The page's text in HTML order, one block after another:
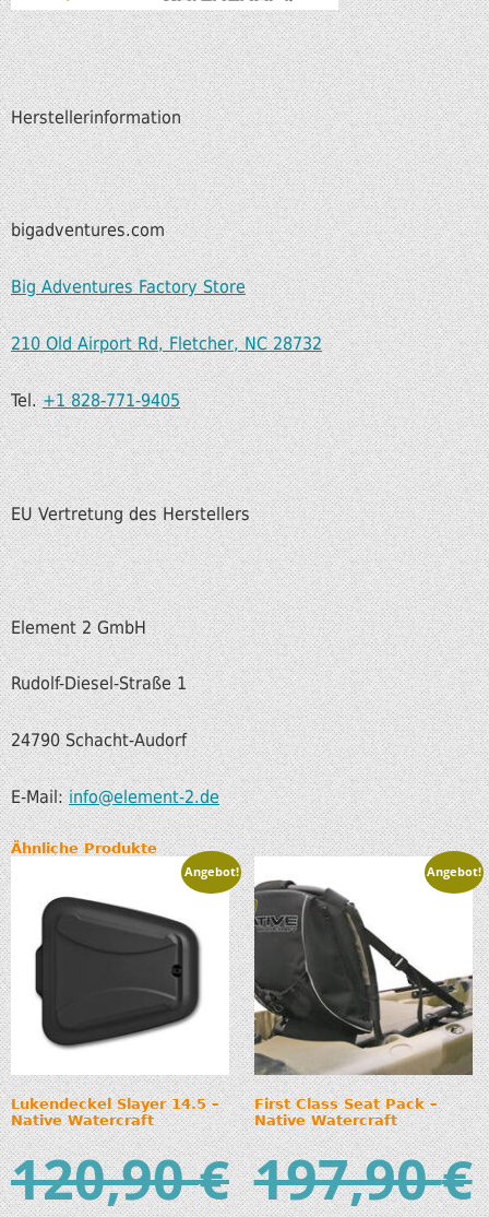
Herstellerinformation
bigadventures.com
Big Adventures Factory Store
210 Old Airport Rd, Fletcher, NC 28732
Tel.+1 828-771-9405
EU Vertretung des Herstellers
Element 2 GmbH
Rudolf-Diesel-Straße 1
24790 Schacht-Audorf
E-Mail:info@element-2.de
Ähnliche Produkte
Angebot!
Lukendeckel Slayer 14.5 –
Native Watercraft
120,90€
Angebot!
First Class Seat Pack –
Native Watercraft
197,90€